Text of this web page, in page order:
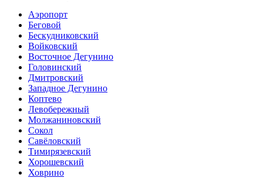
Аэропорт
Беговой
Бескудниковский
Войковский
Восточное Дегунино
Головинский
Дмитровский
Западное Дегунино
Коптево
Левобережный
Молжаниновский
Сокол
Савёловский
Тимирязевский
Хорошевский
Ховрино